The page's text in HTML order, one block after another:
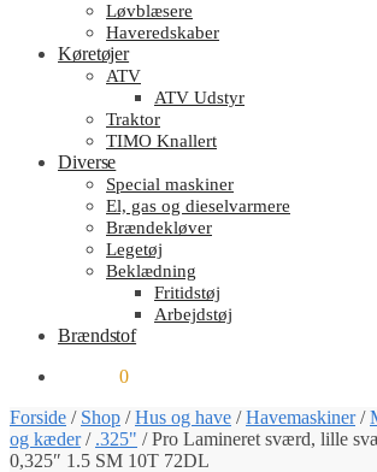
Løvblæsere
Haveredskaber
Køretøjer
ATV
ATV Udstyr
Traktor
TIMO Knallert
Diverse
Special maskiner
El, gas og dieselvarmere
Brændekløver
Legetøj
Beklædning
Fritidstøj
Arbejdstøj
Brændstof
0
Forside / Shop /Hus og have /Havemaskiner/
og kæder/ .325" /Pro Lamineret sværd, lille
0,325″ 1.5 SM 10T 72DL